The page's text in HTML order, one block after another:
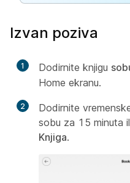
Izvan poziva
1 Dodirnite knjigu
Home ekranu.
2
Dodirnite
sobu za 15 minuta
Knjiga.